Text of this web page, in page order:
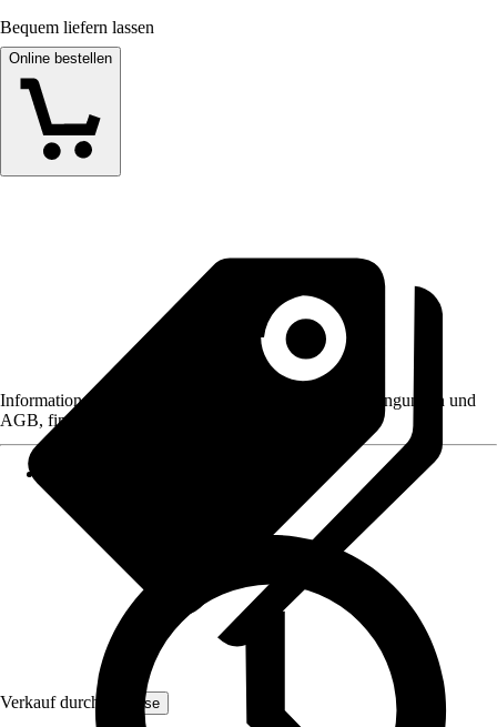
Bequem liefern lassen
Online bestellen
Verkauf durch: Yulisse
Informationen des Verkäufers, wie z. B. Rückgabebedingungen und
AGB, finden Sie bei Klick auf den Verkäufernamen.